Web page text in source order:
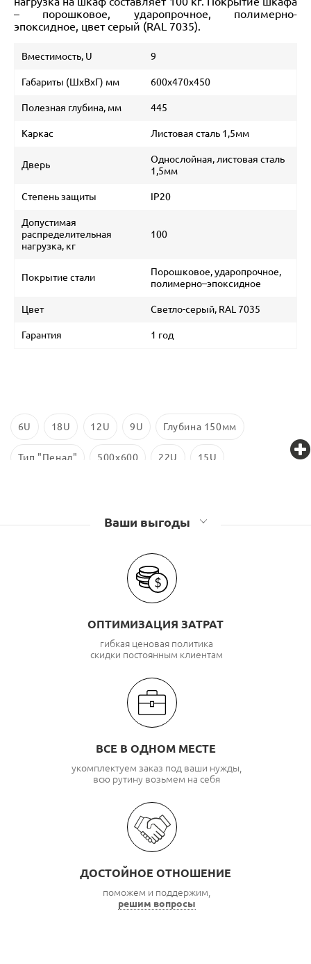
– порошковое, ударопрочное, полимерно-
эпоксидное, цвет серый (RAL 7035).
Вместимость, U 9
Габариты (ШхВхГ) мм 600х470х450
Полезная глубина, мм 445
Каркас Листовая сталь 1,5мм
Дверь
Однослойная, листовая сталь
1,5мм
Степень защиты IP20
Допустимая
распределительная
нагрузка, кг
100
Покрытие стали
Порошковое, ударопрочное,
полимерно–эпоксидное
Цвет Светло-серый, RAL 7035
Гарантия 1 год
6U 18U 12U 9U Глубина 150мм
Тип "Пенал" 500х600 22U 15U
Антивандальные шкафы Связьстройдеталь
Ваши выгоды
ОПТИМИЗАЦИЯ ЗАТРАТ
гибкая ценовая политика
скидки постоянным клиентам
ВСЕ В ОДНОМ МЕСТЕ
укомплектуем заказ под ваши нужды,
всю рутину возьмем на себя
ДОСТОЙНОЕ ОТНОШЕНИЕ
поможем и поддержим,
решим вопросы